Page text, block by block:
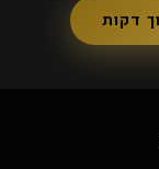
דקות